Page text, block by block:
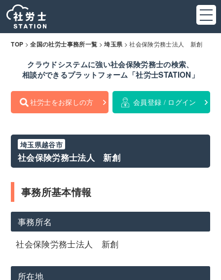
TOP >全国の社労士事務所一覧 >埼玉県 >社会保険労務士法人 新創
クラウドシステムに強い社会保険労務士の検索、
相談ができるプラットフォーム「社労士STATION」
社労士をお探しの方 会員登録 / ログイン
埼玉県越谷市
社会保険労務士法人 新創
事務所基本情報
事務所名
社会保険労務士法人 新創
所在地